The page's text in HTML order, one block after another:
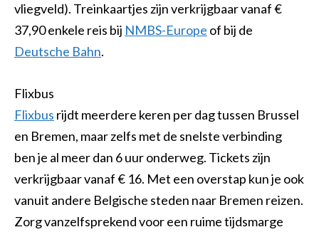
vliegveld). Treinkaartjes zijn verkrijgbaar vanaf €
37,90 enkele reis bij NMBS-Europe of bij de
Deutsche Bahn.
Flixbus
Flixbus rijdt meerdere keren per dag tussen Brussel
en Bremen, maar zelfs met de snelste verbinding
ben je al meer dan 6 uur onderweg. Tickets zijn
verkrijgbaar vanaf € 16. Met een overstap kun je ook
vanuit andere Belgische steden naar Bremen reizen.
Zorg vanzelfsprekend voor een ruime tijdsmarge